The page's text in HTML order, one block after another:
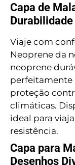
Capa de
Viaje com
Neoprene da
neoprene
perfeitamente
proteção
climáticas.
ideal para
resistência.
Capa para
Desenhos